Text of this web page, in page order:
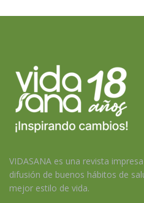
VIDASANA es una revista
difusión de buenos hábitos de
mejor estilo de vida.